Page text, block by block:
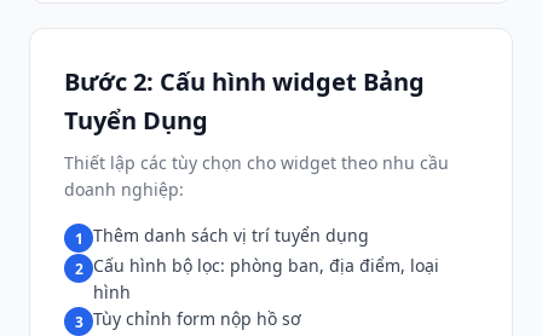
Bước 2: Cấu hình widget Bảng
Tuyển Dụng
Thiết lập các tùy chọn cho widget theo nhu cầu
doanh nghiệp:
1 Thêm danh sách vị trí tuyển dụng
2 Cấu hình bộ lọc: phòng ban, địa điểm, loại
hình
3 Tùy chỉnh form nộp hồ sơ